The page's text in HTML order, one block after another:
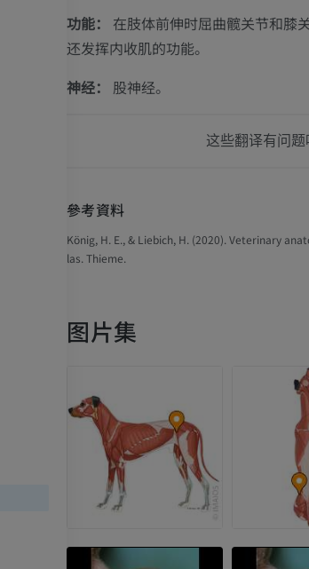
功能：
在肢体前伸时屈曲髋关节和膝
还发挥内收肌的功能。
神经：
股神经。
这些翻译有问题
參考資料
König, H. E., & Liebich, H. (2020). Veterinary
las. Thieme.
图片集